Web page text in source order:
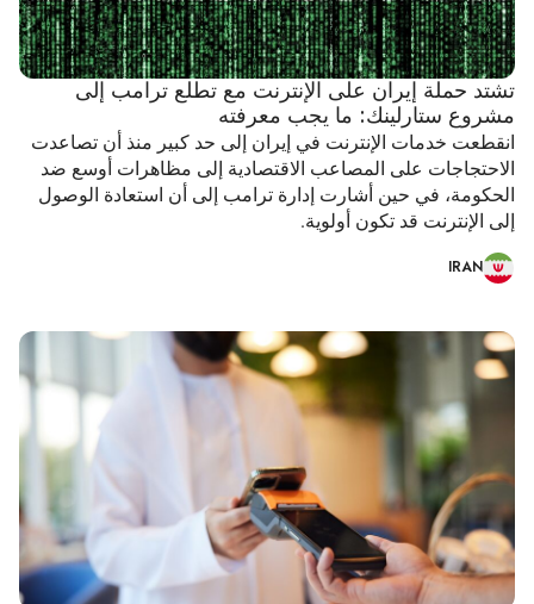
تشتد حملة إيران على الإنترنت مع تطلع ترامب إلى
مشروع ستارلينك: ما يجب معرفته
انقطعت خدمات الإنترنت في إيران إلى حد كبير منذ أن تصاعدت
الاحتجاجات على المصاعب الاقتصادية إلى مظاهرات أوسع ضد
الحكومة، في حين أشارت إدارة ترامب إلى أن استعادة الوصول
إلى الإنترنت قد تكون أولوية.
IRAN